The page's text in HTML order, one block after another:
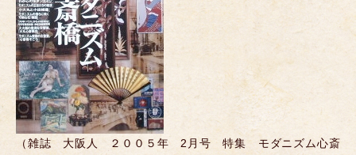
（雑誌 大阪人 ２００５年 2月号 特集 モダニズム心斎